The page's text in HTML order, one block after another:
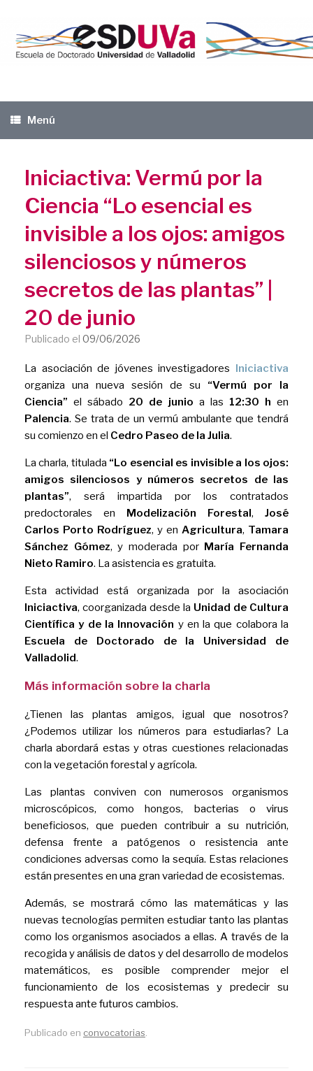
contenido
Menú
Iniciactiva: Vermú por la
Ciencia “Lo esencial es
invisible a los ojos: amigos
silenciosos y números
secretos de las plantas” |
20 de junio
Publicado el 09/06/2026
La asociación de jóvenes investigadores Iniciactiva
organiza una nueva sesión de su “Vermú por la
Ciencia” el sábado 20 de junio a las 12:30 hen
Palencia. Se trata de un vermú ambulante que tendrá
su comienzo en el Cedro Paseo de la Julia.
La charla, titulada “Lo esencial es invisible a los ojos:
amigos silenciosos y números secretos de las
plantas”, será impartida por los contratados
predoctorales en Modelización Forestal, José
Carlos Porto Rodríguez, y en Agricultura, Tamara
Sánchez Gómez, y moderada por María Fernanda
Nieto Ramiro. La asistencia es gratuita.
Esta actividad está organizada por la asociación
Iniciactiva, coorganizada desde la Unidad de Cultura
Científica y de la Innovación y en la que colabora la
Escuela de Doctorado de la Universidad de
Valladolid.
Más información sobre la charla
¿Tienen las plantas amigos, igual que nosotros?
¿Podemos utilizar los números para estudiarlas? La
charla abordará estas y otras cuestiones relacionadas
con la vegetación forestal y agrícola.
Las plantas conviven con numerosos organismos
microscópicos, como hongos, bacterias o virus
beneficiosos, que pueden contribuir a su nutrición,
defensa frente a patógenos o resistencia ante
condiciones adversas como la sequía. Estas relaciones
están presentes en una gran variedad de ecosistemas.
Además, se mostrará cómo las matemáticas y las
nuevas tecnologías permiten estudiar tanto las plantas
como los organismos asociados a ellas. A través de la
recogida y análisis de datos y del desarrollo de modelos
matemáticos, es posible comprender mejor el
funcionamiento de los ecosistemas y predecir su
respuesta ante futuros cambios.
Publicado en convocatorias